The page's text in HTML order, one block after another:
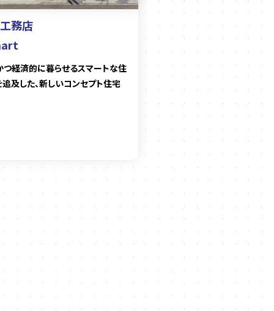
務店
つ経済的に暮らせるスマートな住
及した、新しいコンセプト住宅